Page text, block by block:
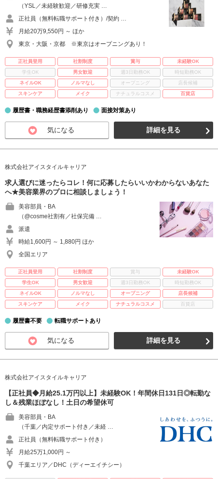
（YSL／未経験歓迎／研修充実 …
正社員（無料転職サポート付き）/契約 …
月給20万9,550円 ～ ほか
東京・大阪・京都 ※東京はオープニングあり！
正社員登用 社割制度 賞与
未経験OK
学生OK
男女歓迎 週3日勤務OK
時短勤務OK
ネイルOK
ノルマなし オープニング
店長候補
スキンケア
メイク ナチュラルコスメ 百貨店
履歴書・職務経歴書添削あり 面接対策あり
気になる 詳細を見る
株式会社アイスタイルキャリア
求人選びに迷ったらコレ！何に応募したらいいかわからないあなた
へ★美容業界のプロに相談しましょう！
美容部員・BA
（@cosme社割有／社保完備 …
派遣
時給1,600円 ～ 1,880円 ほか
全国エリア
正社員登用 社割制度 賞与
未経験OK
学生OK
男女歓迎 週3日勤務OK
時短勤務OK
ネイルOK
ノルマなし オープニング
店長候補
スキンケア
メイク ナチュラルコスメ 百貨店
履歴書不要 転職サポートあり
気になる 詳細を見る
株式会社アイスタイルキャリア
【正社員◆月給25.1万円以上】未経験OK！年間休日131日◎転勤な
し＆残業ほぼなし！土日の希望休可
美容部員・BA
（千葉／内定サポート付き／未経 …
正社員（無料転職サポート付き）
月給25万1,000円 ～
千葉エリア／DHC（ディーエイチシー）